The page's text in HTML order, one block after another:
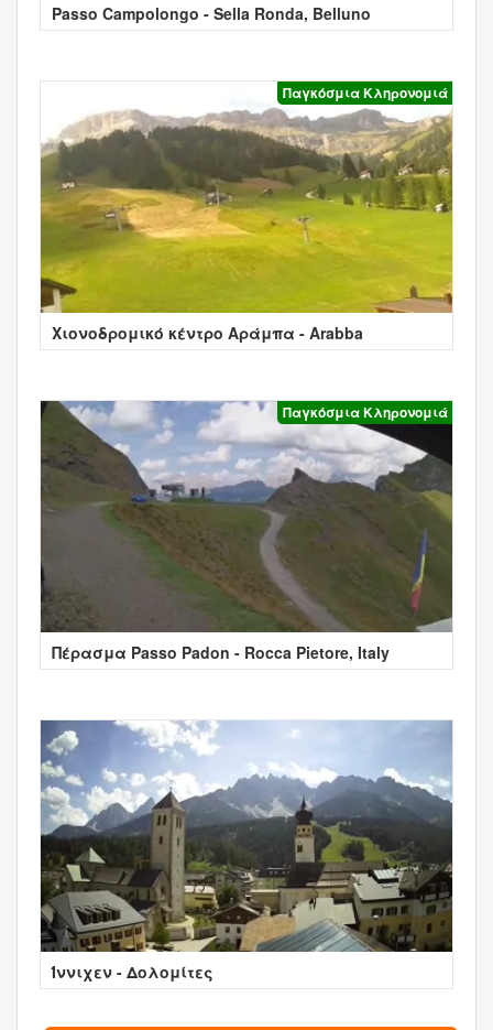
Passo Campolongo - Sella Ronda, Belluno
Παγκόσμια Κληρονομιά
Χιονοδρομικό κέντρο Αράμπα - Arabba
Παγκόσμια Κληρονομιά
Πέρασμα Passo Padon - Rocca Pietore, Italy
Ίννιχεν - Δολομίτες